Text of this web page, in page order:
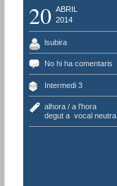
20 ABRIL
2014
lsubira
No hi ha comentaris
Intermedi 3
alhora / a l'hora,
degut a, vocal neutra